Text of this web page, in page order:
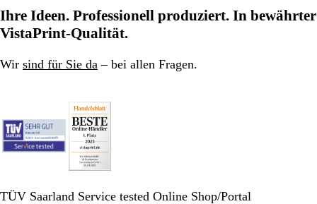
Ihre Ideen. Professionell produziert. In bewährter
VistaPrint-Qualität.
Wir sind für Sie da – bei allen Fragen.
TÜV Saarland Service tested Online Shop/Portal